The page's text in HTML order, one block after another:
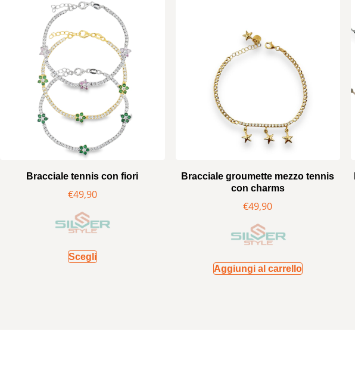
Bracciale tennis con fiori
€49,90
Scegli
Bracciale groumette mezzo tennis
con charms
€49,90
Aggiungi al carrello